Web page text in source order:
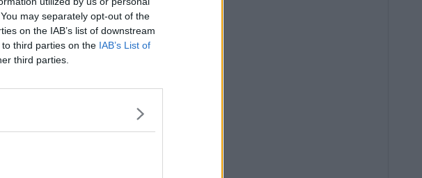
may separately opt-out of the
on the IAB’s list of downstream
third parties on the IAB’s List of
third parties.